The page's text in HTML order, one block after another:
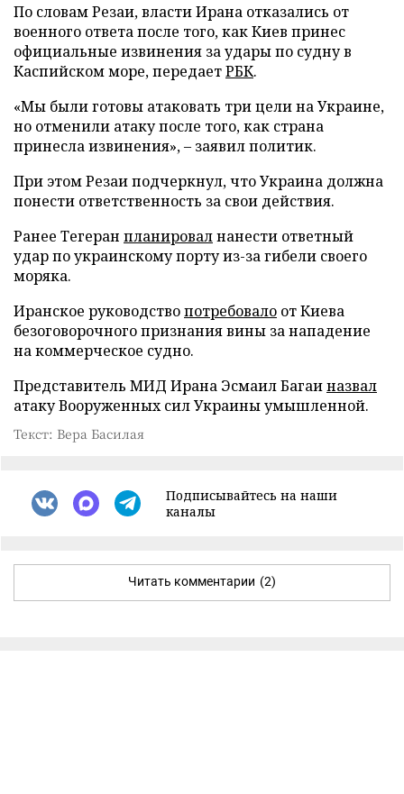
По словам Резаи, власти Ирана отказались от
военного ответа после того, как Киев принес
официальные извинения за удары по судну в
Каспийском море, передаетРБК.
«Мы были готовы атаковать три цели на Украине,
но отменили атаку после того, как страна
принесла извинения», – заявил политик.
При этом Резаи подчеркнул, что Украина должна
понести ответственность за свои действия.
Ранее Тегеран планировалнанести ответный
удар по украинскому порту из-за гибели своего
моряка.
Иранское руководствопотребовало от Киева
безоговорочного признания вины за нападение
на коммерческое судно.
Представитель МИД Ирана Эсмаил Багаиназвал
атаку Вооруженных сил Украины умышленной.
Текст: Вера Басилая
Подписывайтесь на наши
каналы
Читать комментарии (2)